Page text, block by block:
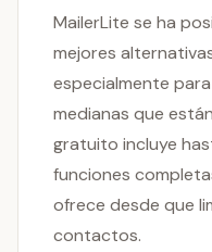
MailerLite se ha
mejores
especialmente
medianas que
gratuito incluye
funciones
ofrece desde que
contactos.